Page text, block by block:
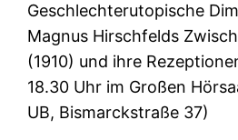
Geschlechterutopische
Magnus Hirschfelds
(1910) und ihre
18.30 Uhr im Großen
UB, Bismarckstraße 37)